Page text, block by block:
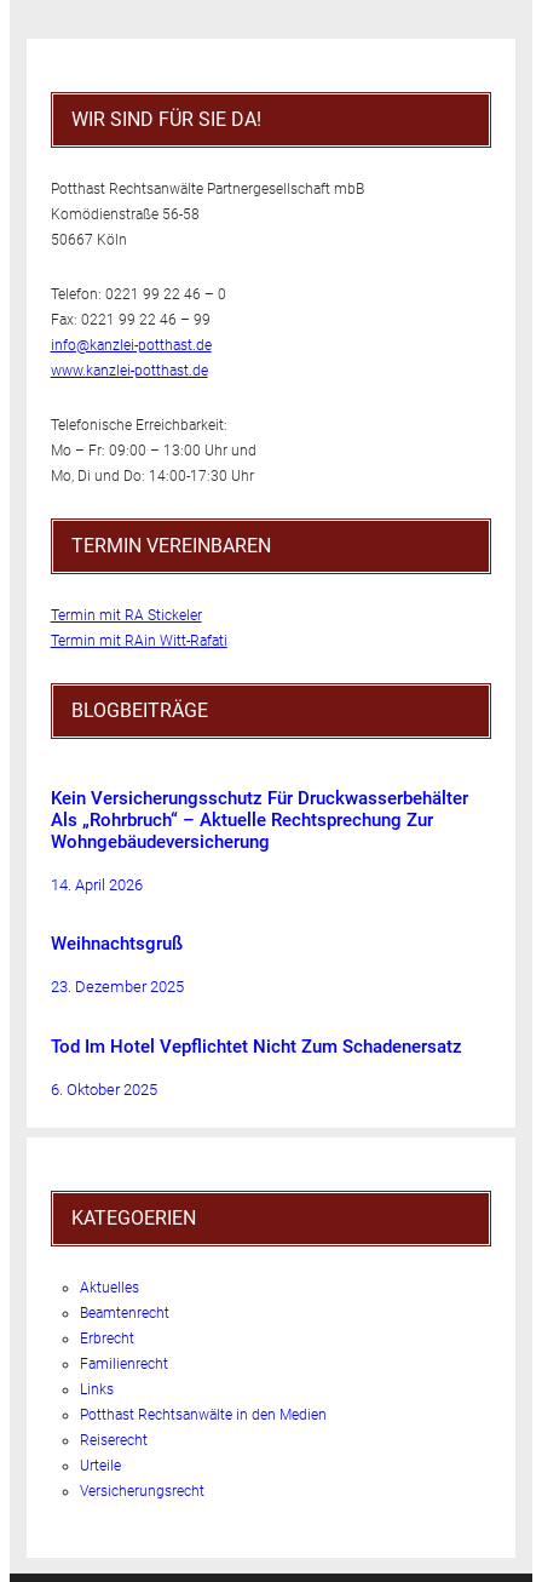
WIR SIND FÜR SIE DA!
Potthast Rechtsanwälte Partnergesellschaft mbB
Komödienstraße 56-58
50667 Köln
Telefon: 0221 99 22 46 – 0
Fax: 0221 99 22 46 – 99
info@kanzlei-potthast.de
www.kanzlei-potthast.de
Telefonische Erreichbarkeit:
Mo – Fr: 09:00 – 13:00 Uhr und
Mo, Di und Do: 14:00-17:30 Uhr
TERMIN VEREINBAREN
Termin mit RA Stickeler
Termin mit RAin Witt-Rafati
BLOGBEITRÄGE
Kein Versicherungsschutz Für Druckwasserbehälter
Als „Rohrbruch“ – Aktuelle Rechtsprechung Zur
Wohngebäudeversicherung
14. April 2026
Weihnachtsgruß
23. Dezember 2025
Tod Im Hotel Vepflichtet Nicht Zum Schadenersatz
6. Oktober 2025
KATEGOERIEN
Aktuelles
Beamtenrecht
Erbrecht
Familienrecht
Links
Potthast Rechtsanwälte in den Medien
Reiserecht
Urteile
Versicherungsrecht